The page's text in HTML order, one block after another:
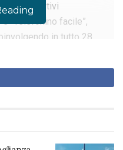
incontri estivi
e “Telefonino facile”,
in tutto 28